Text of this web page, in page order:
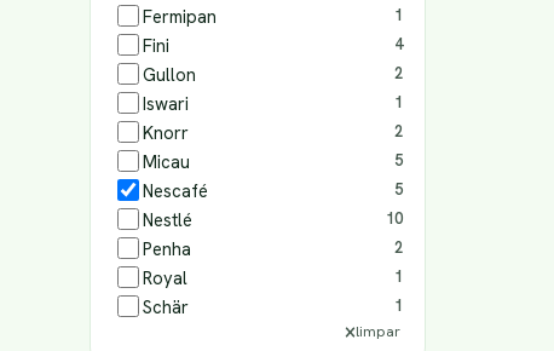
Fermipan 1
Fini 4
Gullon 2
Iswari 1
Knorr 2
Micau 5
Nescafé 5
Nestlé 10
Penha 2
Royal 1
Schär 1
limpar